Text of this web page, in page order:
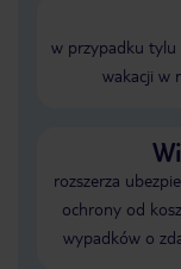
w przypadku tylu
wakacji w
rozszerza
ochrony od
wypadków o